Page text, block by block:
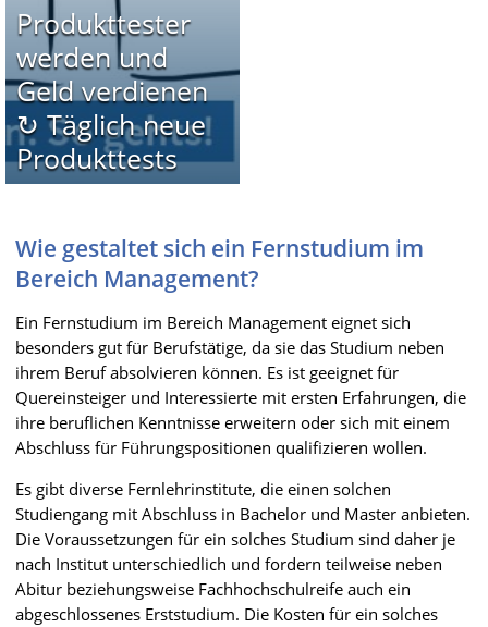
Produkttester
werden und
Geld verdienen
↻ Täglich neue
Produkttests
Wie gestaltet sich ein Fernstudium im
Bereich Management?
Ein Fernstudium im Bereich Management eignet sich
besonders gut für Berufstätige, da sie das Studium neben
ihrem Beruf absolvieren können. Es ist geeignet für
Quereinsteiger und Interessierte mit ersten Erfahrungen, die
ihre beruflichen Kenntnisse erweitern oder sich mit einem
Abschluss für Führungspositionen qualifizieren wollen.
Es gibt diverse Fernlehrinstitute, die einen solchen
Studiengang mit Abschluss in Bachelor und Master anbieten.
Die Voraussetzungen für ein solches Studium sind daher je
nach Institut unterschiedlich und fordern teilweise neben
Abitur beziehungsweise Fachhochschulreife auch ein
abgeschlossenes Erststudium. Die Kosten für ein solches